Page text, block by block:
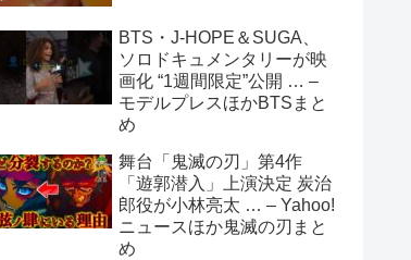
BTS・J-HOPE＆SUGA、
ソロドキュメンタリーが映
画化 “1週間限定”公開 … –
モデルプレスほかBTSまと
め
舞台「鬼滅の刃」第4作
「遊郭潜入」上演決定 炭治
郎役が小林亮太 … – Yahoo!
ニュースほか鬼滅の刃まと
め